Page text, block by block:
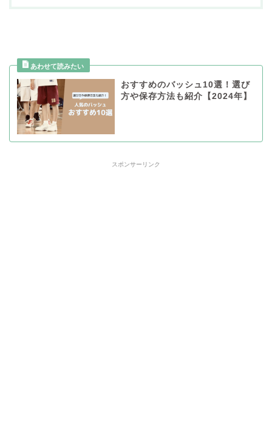
おすすめのバッシュ10選！選び
方や保存方法も紹介【2024年】
スポンサーリンク